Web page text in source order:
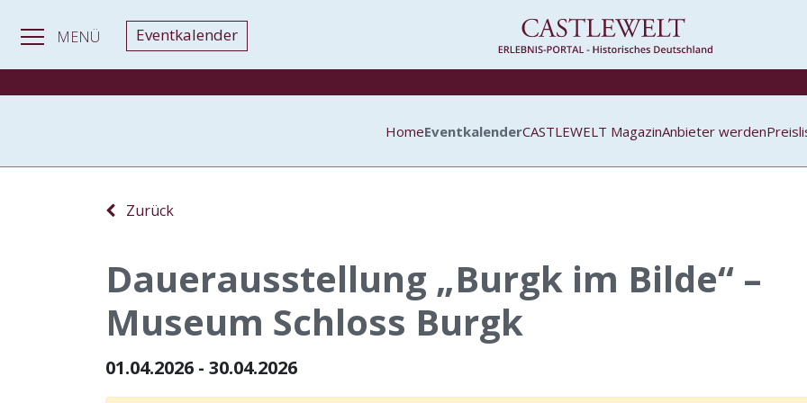
MENÜ Eventkalender
HomeEventkalenderCASTLEWELT MagazinAnbieter werden
Zurück
Dauerausstellung „Burgk im Bilde“ –
Museum Schloss Burgk
01.04.2026 - 30.04.2026